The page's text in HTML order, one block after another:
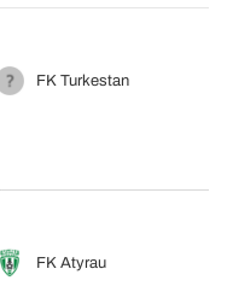
FK Turkestan
FK Atyrau